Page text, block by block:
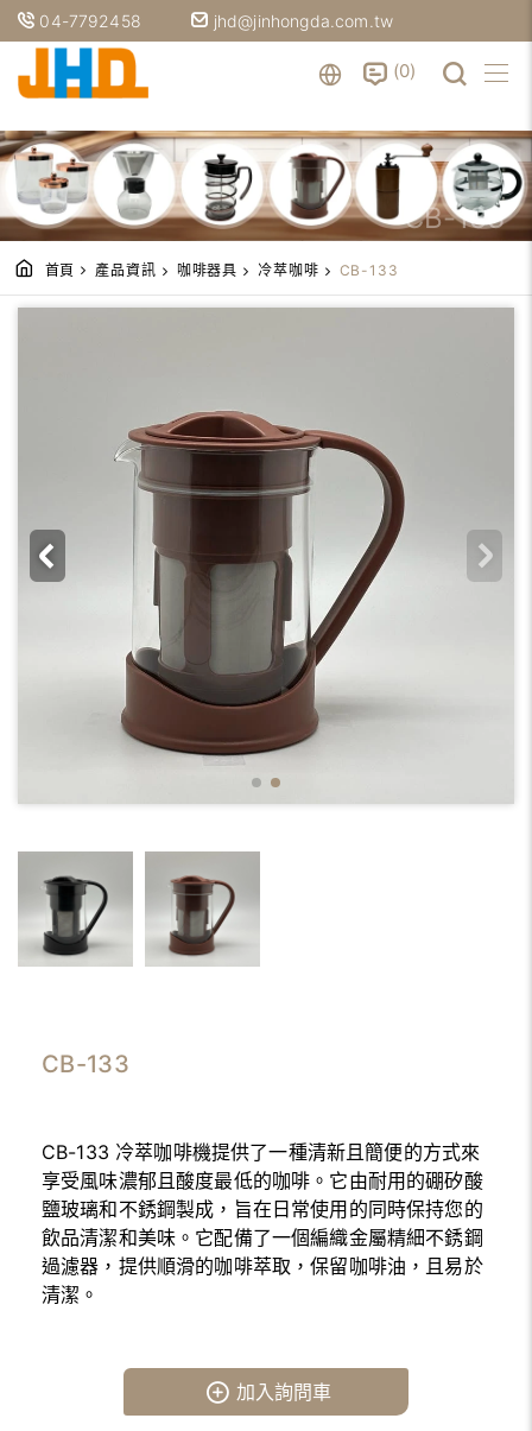
04-7792458 jhd@jinhongda.com.tw
0
CB-133
首頁 產品資訊 咖啡器具 冷萃咖啡 CB-133
CB-133
CB-133 冷萃咖啡機提供了一種清新且簡便的方式來
享受風味濃郁且酸度最低的咖啡。它由耐用的硼矽酸
鹽玻璃和不銹鋼製成，旨在日常使用的同時保持您的
飲品清潔和美味。它配備了一個編織金屬精細不銹鋼
過濾器，提供順滑的咖啡萃取，保留咖啡油，且易於
清潔。
加入詢問車